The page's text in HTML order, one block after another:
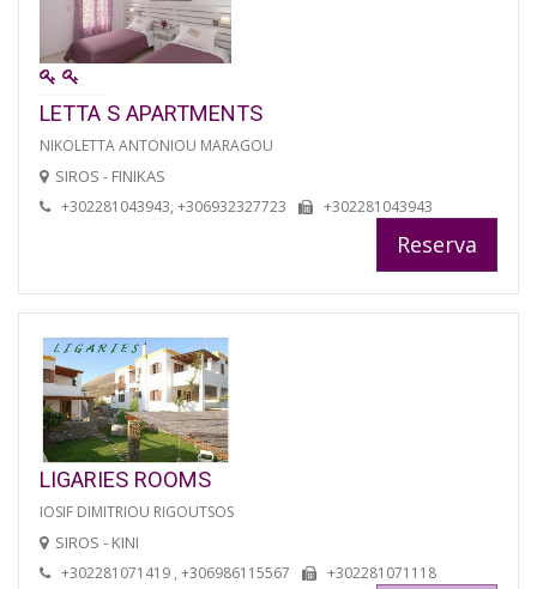
LETTA S APARTMENTS
NIKOLETTA ANTONIOU MARAGOU
SIROS - FINIKAS
+302281043943, +306932327723 +302281043943
Reserva
LIGARIES ROOMS
IOSIF DIMITRIOU RIGOUTSOS
SIROS - KINI
+302281071419 , +306986115567 +302281071118